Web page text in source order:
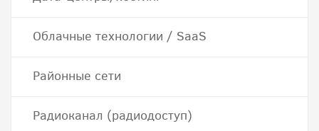
Облачные технологии / SaaS
Районные сети
Радиоканал (радиодоступ)